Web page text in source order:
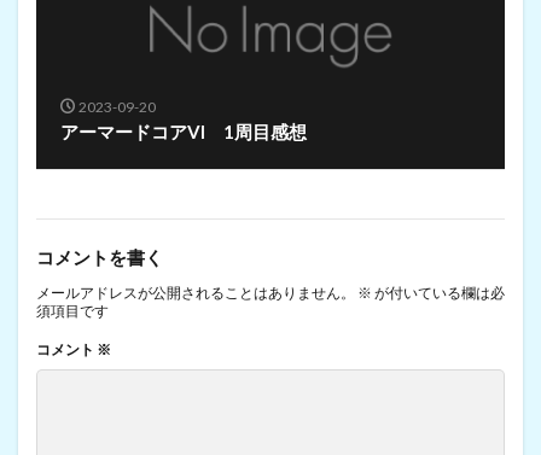
2023-09-20
アーマードコアVI 1周目感想
コメントを書く
メールアドレスが公開されることはありません。 ※ が付いている欄は必
須項目です
コメント ※